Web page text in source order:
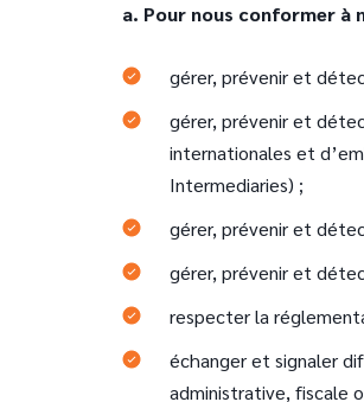
a. Pour nous conformer
gérer, prévenir et
gérer, prévenir et
internationales et
Intermediaries) ;
gérer, prévenir et
gérer, prévenir et
respecter la
échanger et signaler
administrative, fiscale